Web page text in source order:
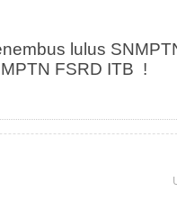
lulus
FSRD ITB !